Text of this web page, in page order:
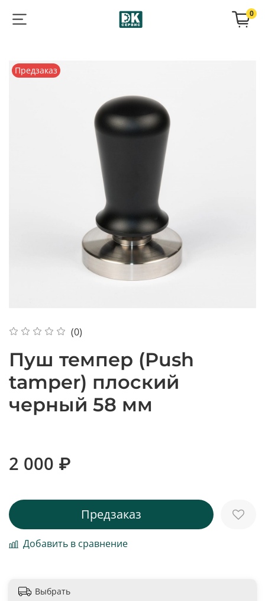
0
Предзаказ
(0)
Пуш темпер (Push
tamper) плоский
черный 58 мм
2 000 ₽
Предзаказ
Добавить в сравнение
Выбрать